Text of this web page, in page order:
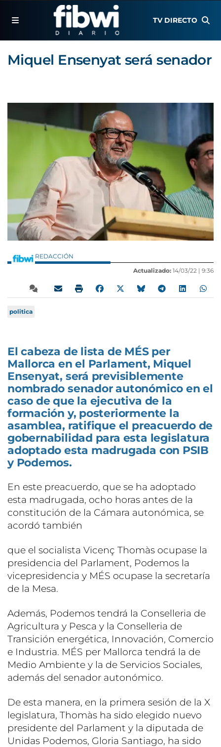
TV DIRECTO
Miquel Ensenyat será senador
REDACCIÓN
Actualizado: 14/03/22 | 9:36
politica
El cabeza de lista de MÉS per
Mallorca en el Parlament, Miquel
Ensenyat, será previsiblemente
nombrado senador autonómico en el
caso de que la ejecutiva de la
formación y, posteriormente la
asamblea, ratifique el preacuerdo de
gobernabilidad para esta legislatura
adoptado esta madrugada con PSIB
y Podemos.
En este preacuerdo, que se ha adoptado
esta madrugada, ocho horas antes de la
constitución de la Cámara autonómica, se
acordó también
que el socialista Vicenç Thomàs ocupase la
presidencia del Parlament, Podemos la
vicepresidencia y MÉS ocupase la secretaría
de la Mesa.
Además, Podemos tendrá la Conselleria de
Agricultura y Pesca y la Conselleria de
Transición energética, Innovación, Comercio
e Industria. MÉS per Mallorca tendrá la de
Medio Ambiente y la de Servicios Sociales,
además del senador autonómico.
De esta manera, en la primera sesión de la X
legislatura, Thomàs ha sido elegido nuevo
presidente del Parlament y la diputada de
Unidas Podemos, Gloria Santiago, ha sido